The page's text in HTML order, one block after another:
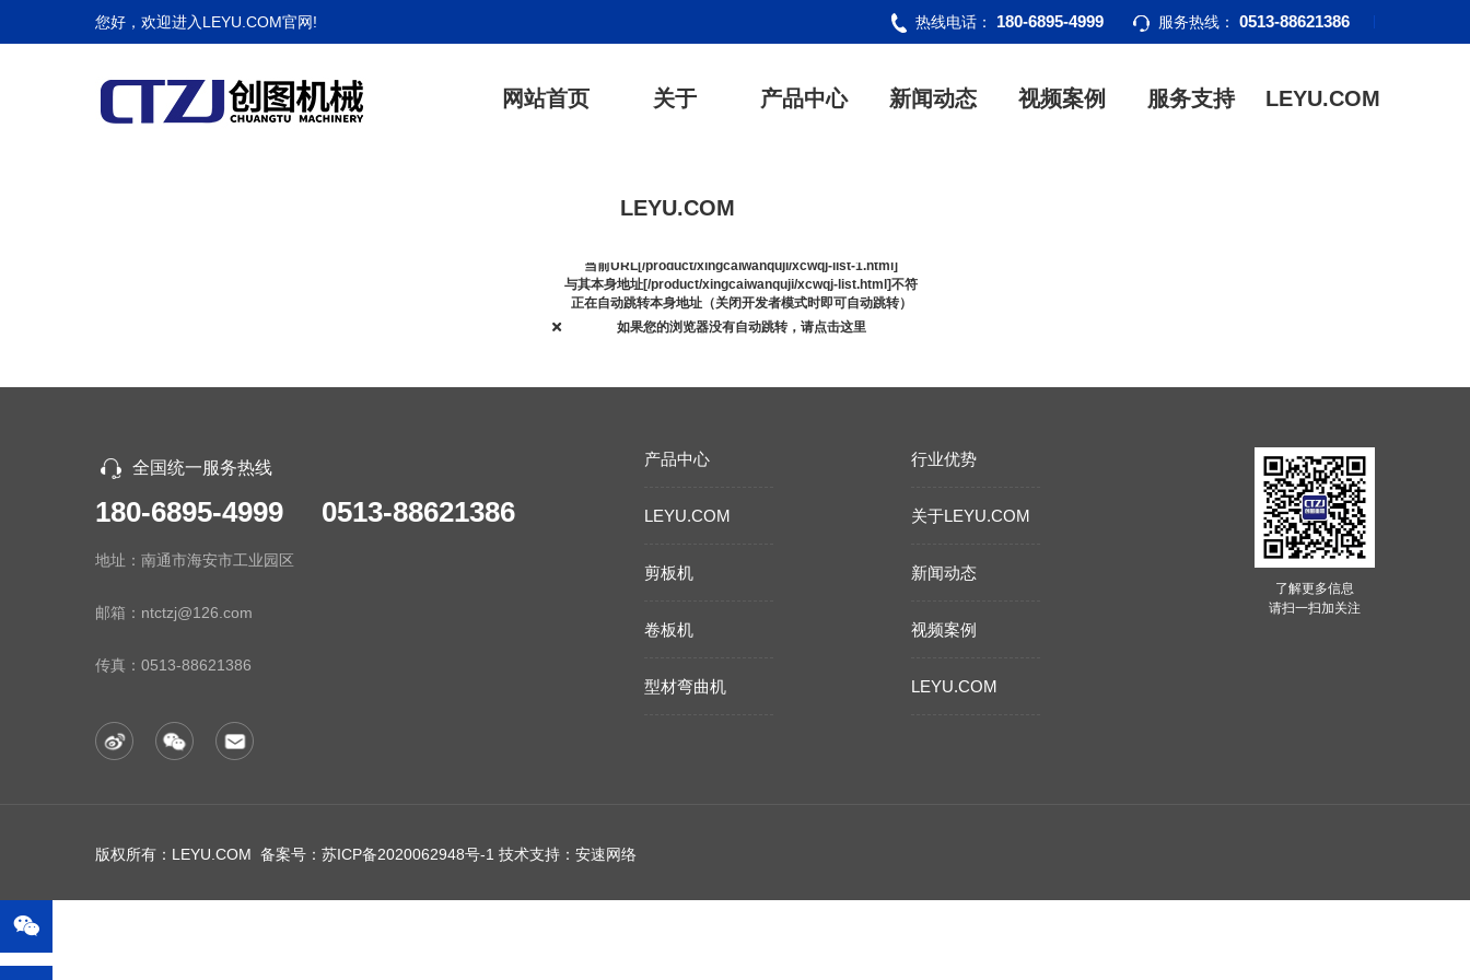
您好，欢迎进入LEYU.COM官网! 服务热线： 0513-88621386
热线电话： 180-6895-4999
网站首页 关于
LEYU.COM
产品中心 新闻动态 视频案例 服务支持 LEYU.COM
当前URL[/product/xingcaiwanquji/xcwqj-list-1.html]
与其本身地址[/product/xingcaiwanquji/xcwqj-list.html]不符
正在自动跳转本身地址（关闭开发者模式时即可自动跳转）
如果您的浏览器没有自动跳转，请点击这里
全国统一服务热线
180-6895-4999 0513-88621386
地址：南通市海安市工业园区
邮箱：ntctzj@126.com
传真： 0513-88621386
产品中心 行业优势
LEYU.COM 关于LEYU.COM
剪板机 新闻动态
卷板机 视频案例
型材弯曲机 LEYU.COM
了解更多信息
请扫一扫加关注
版权所有：LEYU.COM 备案号： 苏ICP备2020062948号-1 技术支持：安速网络